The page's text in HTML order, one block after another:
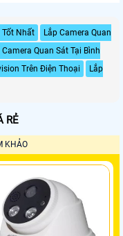
Tốt Nhất
Lắp Camera Quan
Quan Sát Tại Bình
Trên Điện Thoại
Lắp
RẺ
KHẢO